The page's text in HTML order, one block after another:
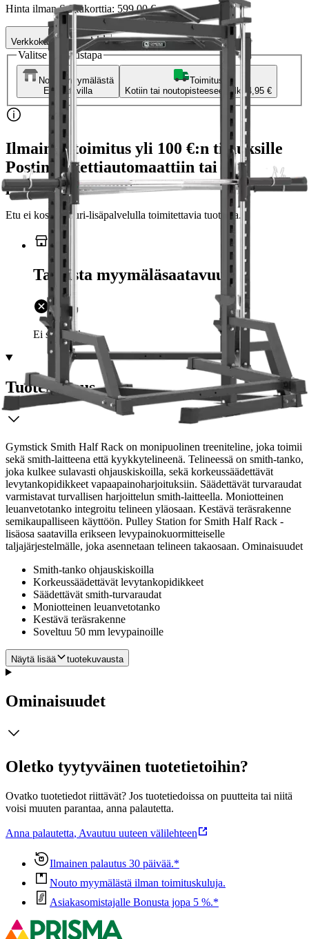
Hinta ilman S-Etukorttia: 599,00 €
Verkkokaupan hinta
Valitse toimitustapa
Nouto myymälästä
Ei saatavilla
Toimitus
Kotiin tai noutopisteeseen
Alk. 4,95 €
Ilmainen toimitus yli 100 €:n tilauksille
Postin pakettiautomaattiin tai
palvelupisteeseen!
Etu ei koske Suuri‑lisäpalvelulla toimitettavia tuotteita.
Tarkista myymäläsaatavuus
Ei saatavilla
Tuotekuvaus
Gymstick Smith Half Rack on monipuolinen treeniteline, joka toimii
sekä smith-laitteena että kyykkytelineenä. Telineessä on smith-tanko,
joka kulkee sulavasti ohjauskiskoilla, sekä korkeussäädettävät
levytankopidikkeet vapaapainoharjoituksiin. Säädettävät turvaraudat
varmistavat turvallisen harjoittelun smith-laitteella. Moniotteinen
leuanvetotanko integroitu telineen yläosaan. Kestävä teräsrakenne
semikaupalliseen käyttöön. Pulley Station for Smith Half Rack -
lisäosa saatavilla erikseen levypainokuormitteiselle
taljajärjestelmälle, joka asennetaan telineen takaosaan. Ominaisuudet
Smith-tanko ohjauskiskoilla
Korkeussäädettävät levytankopidikkeet
Säädettävät smith-turvaraudat
Moniotteinen leuanvetotanko
Kestävä teräsrakenne
Soveltuu 50 mm levypainoille
Näytä lisää tuotekuvausta
Ominaisuudet
Oletko tyytyväinen tuotetietoihin?
Ovatko tuotetiedot riittävät? Jos tuotetiedoissa on puutteita tai niitä
voisi muuten parantaa, anna palautetta.
Anna palautetta, Avautuu uuteen välilehteen
Ilmainen palautus 30 päivää.*
Nouto myymälästä ilman toimituskuluja.
Asiakasomistajalle Bonusta jopa 5 %.*